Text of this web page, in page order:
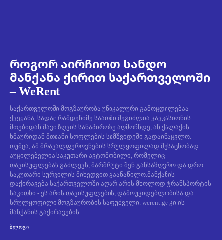
როგორ აირჩიოთ სანდო
მანქანა ქირით საქართველოში
– WeRent
საქართველოში მოგზაურობა უნიკალური გამოცდილებაა -
ქვეყანა, სადაც რამდენიმე საათში შეგიძლია კავკასიონის
მთებიდან შავი ზღვის სანაპიროზე აღმოჩნდე, ან ქალაქის
ხმაურიდან მთიანი სოფლების სიმშვიდეში გადაინაცვლო.
თუმცა, ამ მრავალფეროვნების სრულყოფილად შესაცნობად
აუცილებელია საკუთარი ავტომობილი, რომელიც
თავისუფლებას გაძლევს, მარშრუტი შენ განსაზღვრო და დრო
საკუთარი სურვილის მიხედვით გაანაწილო.მანქანის
დაქირავება საქართველოში აღარ არის მხოლოდ ტრანსპორტის
საკითხი - ეს არის თავისუფლების, დამოუკიდებლობისა და
სრულყოფილი მოგზაურობის საფუძველი. werent.ge კი ის
მანქანის გაქირავების...
ᲑᲚᲝᲒᲘ